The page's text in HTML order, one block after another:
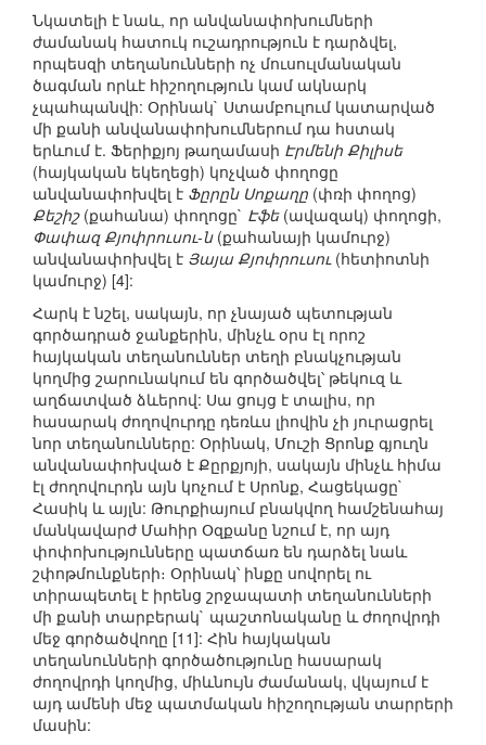
Նկատելի է նաև, որ անվանափոխումների
ժամանակ հատուկ ուշադրություն է դարձվել,
որպեսզի տեղանունների ոչ մուսուլմանական
ծագման որևէ հիշողություն կամ ակնարկ
չպահպանվի: Օրինակ` Ստամբուլում կատարված
մի քանի անվանափոխումներում դա հստակ
երևում է. Ֆերիքյոյ թաղամասի Էրմենի Քիլիսե
(հայկական եկեղեցի) կոչված փողոցը
անվանափոխվել է Ֆըրըն Սոքաղը (փռի փողոց)
Քեշիշ(քահանա) փողոցը` Էֆե(ավազակ) փողոցի,
Փափազ Քյոփրուսու-ն(քահանայի կամուրջ)
անվանափոխվել է Յայա Քյոփրուսու(հետիոտնի
կամուրջ) [4]:
Հարկ է նշել, սակայն, որ չնայած պետության
գործադրած ջանքերին, մինչև օրս էլ որոշ
հայկական տեղանուններ տեղի բնակչության
կողմից շարունակում են գործածվել՝ թեկուզ և
աղճատված ձևերով: Սա ցույց է տալիս, որ
հասարակ ժողովուրդը դեռևս լիովին չի յուրացրել
նոր տեղանունները: Օրինակ, Մուշի Ցրոնք գյուղն
անվանափոխված է Քըրքյոյի, սակայն մինչև հիմա
էլ ժողովուրդն այն կոչում է Սրոնք, Հացեկացը`
Հասիկ և այլն: Թուրքիայում բնակվող համշենահայ
մանկավարժ Մահիր Օզքանը նշում է, որ այդ
փոփոխությունները պատճառ են դարձել նաև
շփոթմունքների։ Օրինակ՝ ինքը սովորել ու
տիրապետել է իրենց շրջապատի տեղանունների
մի քանի տարբերակ` պաշտոնականը և ժողովրդի
մեջ գործածվողը [11]: Հին հայկական
տեղանունների գործածությունը հասարակ
ժողովրդի կողմից, միևնույն ժամանակ, վկայում է
այդ ամենի մեջ պատմական հիշողության տարրերի
մասին: